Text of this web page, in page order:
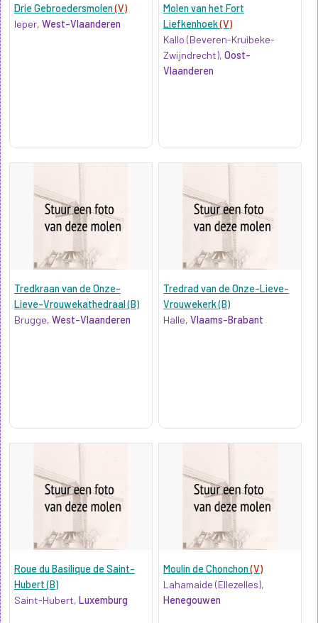
Drie Gebroedersmolen(V)
Ieper, West-Vlaanderen
Molen van het Fort
Liefkenhoek(V)
Kallo (Beveren-Kruibeke-
Zwijndrecht),Oost-
Vlaanderen
Tredkraan van de Onze-
Lieve-Vrouwekathedraal (B)
Brugge, West-Vlaanderen
Tredrad van de Onze-Lieve-
Vrouwekerk (B)
Halle,Vlaams-Brabant
Roue du Basilique de Saint-
Hubert (B)
Saint-Hubert, Luxemburg
Moulin de Chonchon(V)
Lahamaide (Ellezelles),
Henegouwen